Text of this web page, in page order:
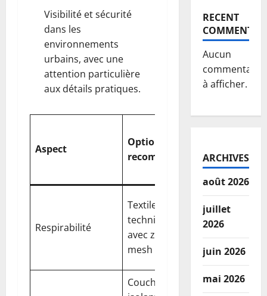
Visibilité et sécurité
dans les
environnements
urbains, avec une
attention particulière
aux détails pratiques.
Aspect
Option
recommandée
la
performance
Respirabilité
Textiles
techniques
avec zones de
mesh
Évacuation
rapide de la
sueur et
sensation de
fraîcheur
Couche légère
Conserve la
RECENT
COMMENTS
Aucun
commentaire
à afficher.
ARCHIVES
août 2026
juillet
2026
juin 2026
mai 2026